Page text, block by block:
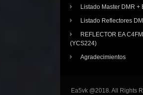
Listado Master DMR +
Listado Reflectores
REFLECTOR EA
(YCS224)
Agradecimientos
Ea5vk @2018. All Rights